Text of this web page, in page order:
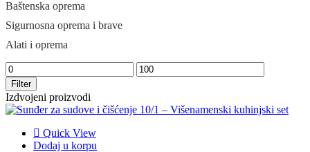
Baštenska oprema
Sigurnosna oprema i brave
Alati i oprema
Filter
Izdvojeni proizvodi
Quick View
Dodaj u korpu